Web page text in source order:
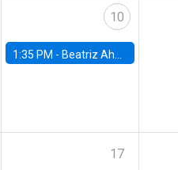
10
1:35 PM - Beatriz Ahumada, PhD candidate, Universidad de Pittsburgh
17